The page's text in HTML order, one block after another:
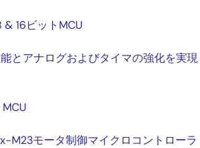
& 16ビットMCU
とアナログおよびタイマの強化を実
M23モータ制御マイクロコントローラ